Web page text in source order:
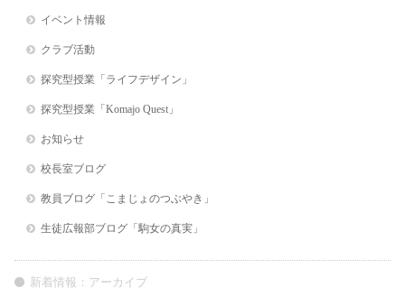
イベント情報
クラブ活動
探究型授業「ライフデザイン」
探究型授業「Komajo Quest」
お知らせ
校長室ブログ
教員ブログ「こまじょのつぶやき」
生徒広報部ブログ「駒女の真実」
新着情報：アーカイブ